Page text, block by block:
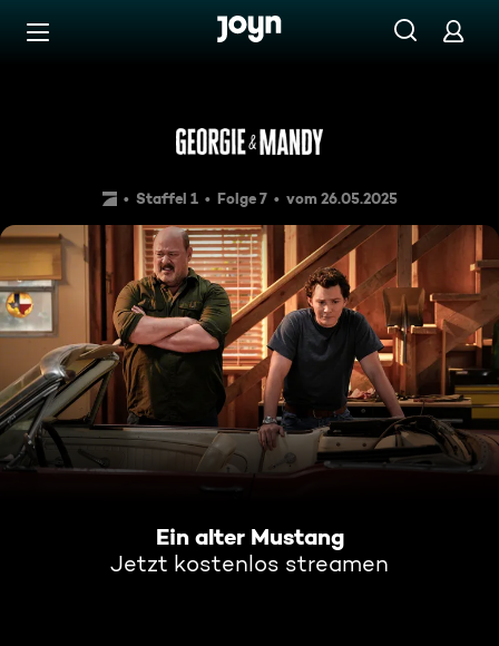
Zum Inhalt springen
Staffel 1 Folge 7 vom 26.05.2025
Ein alter Mustang
Jetzt kostenlos streamen